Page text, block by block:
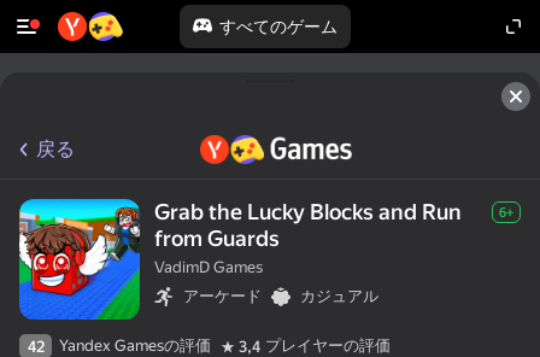
すべてのゲーム
戻る
Grab the Lucky Blocks and Run
from Guards
6+
VadimD Games
アーケード
カジュアル
42 Yandex Gamesの評価 3,4 プレイヤーの評価